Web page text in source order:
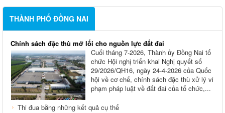
THÀNH PHỐ ĐỒNG NAI
Chính sách đặc thù mở lối cho nguồn lực đất đai
Cuối tháng 7-2026, Thành ủy Ðồng Nai tổ
chức Hội nghị triển khai Nghị quyết số
29/2026/QH16, ngày 24-4-2026 của Quốc
hội về cơ chế, chính sách đặc thù xử lý vi
phạm pháp luật về đất đai của tổ chức,...
Thi đua bằng những kết quả cụ thể